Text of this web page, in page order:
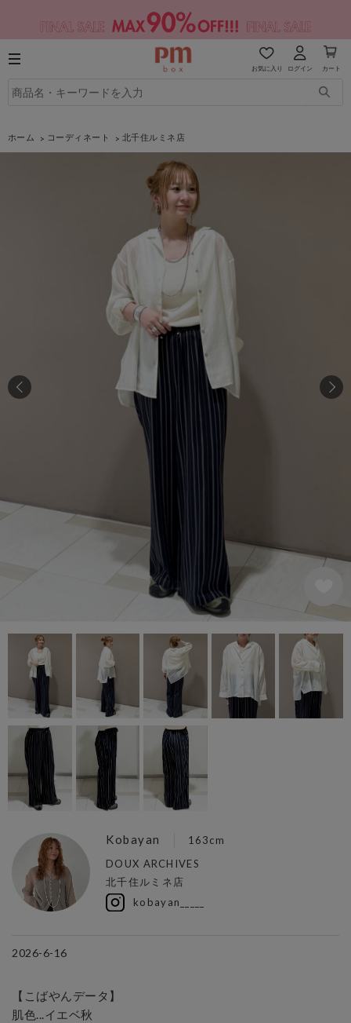
お気に入り ログイン カート
ホーム コーディネート 北千住ルミネ店
北千住ルミネ店
Kobayan
163cm
DOUX ARCHIVES
kobayan_____
2026-6-16
【こばやんデータ】
肌色...イエベ秋